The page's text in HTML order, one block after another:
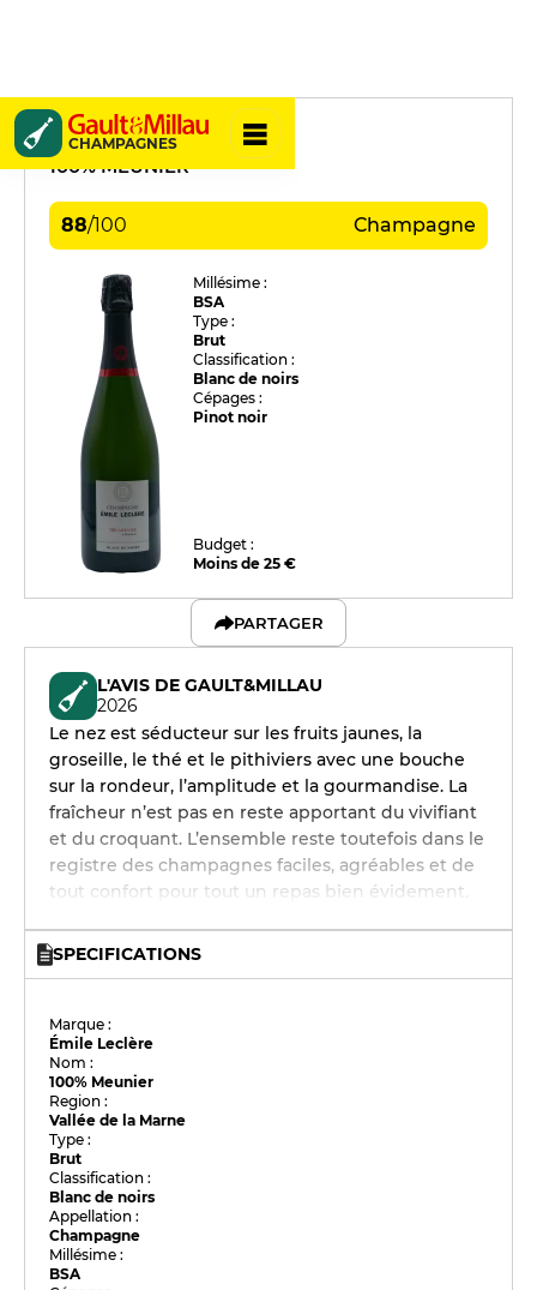
CHAMPAGNES
Émile Leclère
100% MEUNIER
88/100 Champagne
Millésime :
BSA
Type :
Brut
Classification :
Blanc de noirs
Cépages :
Pinot noir
Budget :
Moins de 25 €
PARTAGER
L'AVIS DE GAULT&MILLAU
2026
Le nez est séducteur sur les fruits jaunes, la
groseille, le thé et le pithiviers avec une bouche
sur la rondeur, l’amplitude et la gourmandise. La
fraîcheur n’est pas en reste apportant du vivifiant
et du croquant. L’ensemble reste toutefois dans le
registre des champagnes faciles, agréables et de
tout confort pour tout un repas bien évidement.
SPECIFICATIONS
Marque :
Émile Leclère
Nom :
100% Meunier
Region :
Vallée de la Marne
Type :
Brut
Classification :
Blanc de noirs
Appellation :
Champagne
Millésime :
BSA